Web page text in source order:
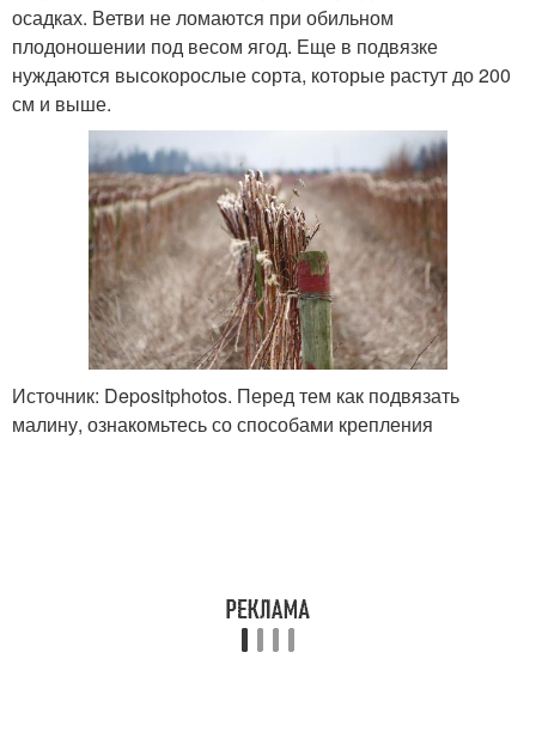
осадках. Ветви не ломаются при обильном
плодоношении под весом ягод. Еще в подвязке
нуждаются высокорослые сорта, которые растут до 200
см и выше.
Источник: Depositphotos. Перед тем как подвязать
малину, ознакомьтесь со способами крепления